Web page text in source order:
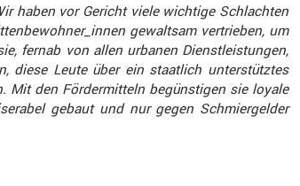
haben vor Gericht viele wichtige Schlachten
gewaltsam vertrieben, um
fernab von allen urbanen Dienst­leis­tungen,
diese Leute über ein staat­lich unter­stütztes
Mit den Förder­mit­teln begüns­tigen sie loyale
gebaut und nur gegen Schmier­gelder